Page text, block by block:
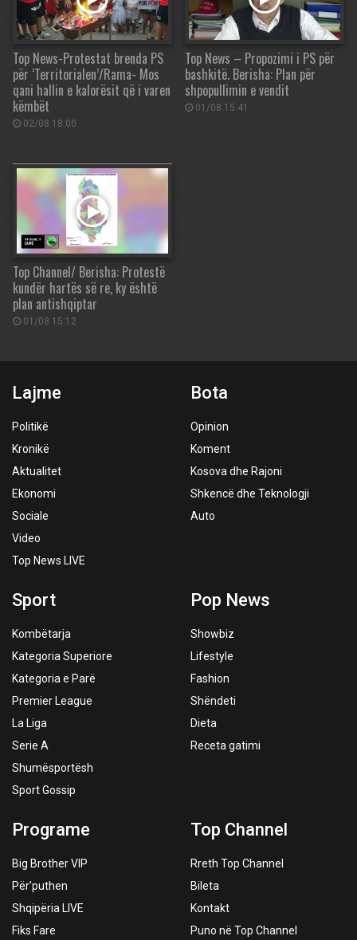
Top News-Protestat brenda PS
për ‘Territorialen’/Rama- Mos
qani hallin e kalorësit që i varen
këmbët
02/08 18:00
Top News – Propozimi i PS për
bashkitë. Berisha: Plan për
shpopullimin e vendit
01/08 15:41
Top Channel/ Berisha: Protestë
kundër hartës së re, ky është
plan antishqiptar
01/08 15:12
Lajme
Politikë
Kronikë
Aktualitet
Ekonomi
Sociale
Video
Top News LIVE
Bota
Opinion
Koment
Kosova dhe Rajoni
Shkencë dhe Teknologji
Auto
Sport
Kombëtarja
Kategoria Superiore
Kategoria e Parë
Premier League
La Liga
Serie A
Shumësportësh
Sport Gossip
Pop News
Showbiz
Lifestyle
Fashion
Shëndeti
Dieta
Receta gatimi
Programe
Big Brother VIP
Për’puthen
Shqipëria LIVE
Fiks Fare
Top Channel
Rreth Top Channel
Bileta
Kontakt
Puno në Top Channel